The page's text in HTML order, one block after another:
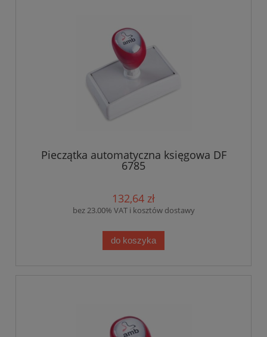
Pieczątka automatyczna księgowa DF
6785
132,64 zł
bez 23.00% VAT i kosztów dostawy
do koszyka